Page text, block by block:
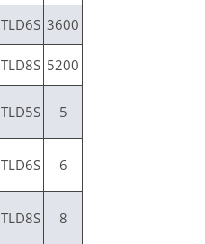
TLD6S 3600
TLD8S 5200
TLD5S 5
TLD6S 6
TLD8S 8